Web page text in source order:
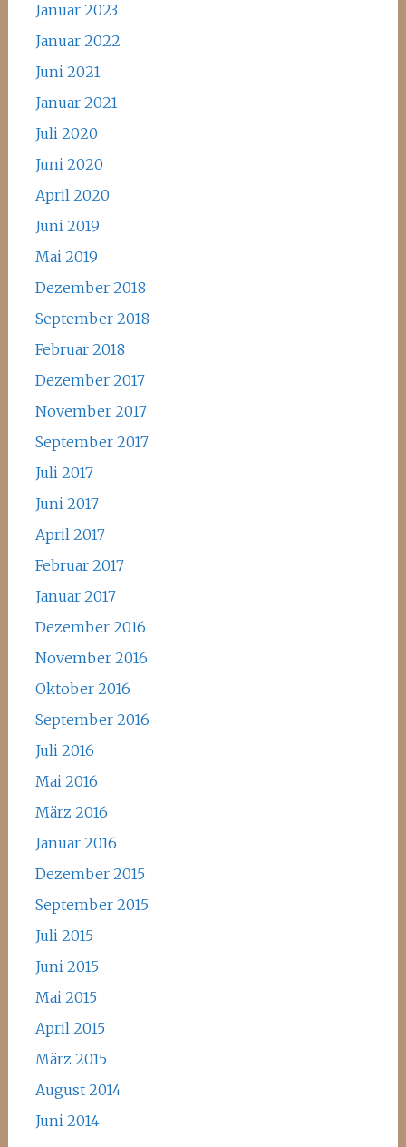
Januar 2023
Januar 2022
Juni 2021
Januar 2021
Juli 2020
Juni 2020
April 2020
Juni 2019
Mai 2019
Dezember 2018
September 2018
Februar 2018
Dezember 2017
November 2017
September 2017
Juli 2017
Juni 2017
April 2017
Februar 2017
Januar 2017
Dezember 2016
November 2016
Oktober 2016
September 2016
Juli 2016
Mai 2016
März 2016
Januar 2016
Dezember 2015
September 2015
Juli 2015
Juni 2015
Mai 2015
April 2015
März 2015
August 2014
Juni 2014